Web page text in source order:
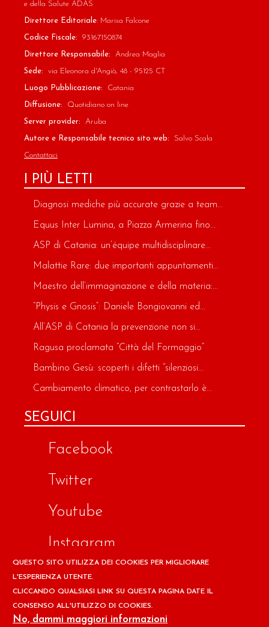
e della Salute ADAS
Direttore Editoriale: Marisa Falcone
Codice Fiscale: 93167150874
Direttore Responsabile: Andrea Maglia
Sede: via Eleonora d'Angiò, 48 - 95125 CT
Luogo Pubblicazione: Catania
Diffusione: Quotidiano on line
Server provider: Aruba
Autore e Responsabile tecnico sito web: Salvo Scala
Contattaci
I PIÙ LETTI
Diagnosi mediche più accurate grazie a team...
Equus Inter Lumina, a Piazza Armerina fino...
ASP di Catania: un’équipe multidisciplinare...
Malattie Rare: due importanti appuntamenti...
Maestro dell’immaginazione e della materia:...
“Physis e Gnosis”: Daniele Bongiovanni ed...
All’ASP di Catania la prevenzione non si...
Ragusa proclamata “Città del Formaggio”
Bambino Gesù: scoperti i difetti “silenziosi...
Cambiamento climatico, per contrastarlo è...
SEGUICI
Facebook
Twitter
Youtube
Instagram
Google
Copyright © 2026 Il design ed i contenuti del sito
QUESTO SITO UTILIZZA DEI COOKIES PER MIGLIORARE
L'ESPERIENZA UTENTE.
CLICCANDO QUALSIASI LINK SU QUESTA PAGINA DATE IL
CONSENSO ALL'UTILIZZO DI COOKIES.
No, dammi maggiori informazioni